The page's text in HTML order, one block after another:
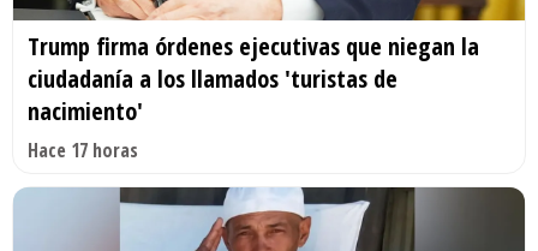
Trump firma órdenes ejecutivas que niegan la
ciudadanía a los llamados 'turistas de
nacimiento'
Hace 17 horas